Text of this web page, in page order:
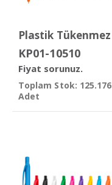
KP01-10510
Fiyat sorunuz.
Toplam Stok: 125.176
Adet